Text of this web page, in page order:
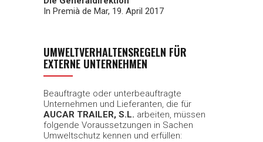
In Premià de Mar, 19. April 2017
UMWELTVERHALTENSREGELN FÜR
EXTERNE UNTERNEHMEN
Beauftragte oder unterbeauftragte
Unternehmen und Lieferanten, die für
AUCAR TRAILER, S.L. arbeiten, müssen
folgende Voraussetzungen in Sachen
Umweltschutz kennen und erfüllen: